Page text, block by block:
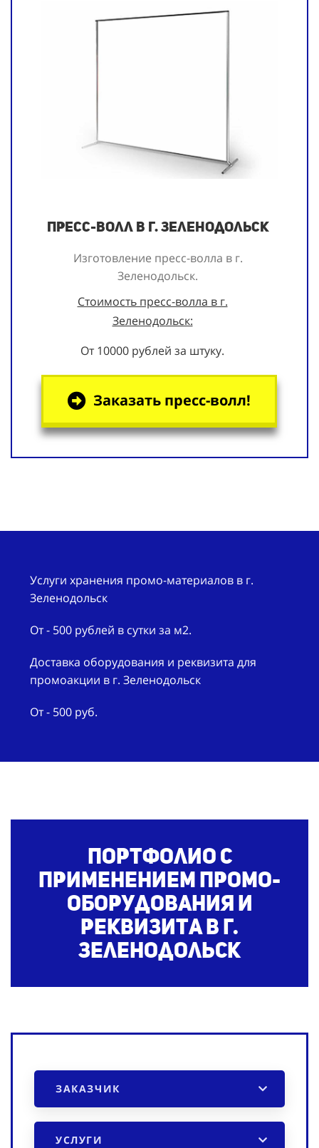
Пресс-волл в г. Зеленодольск
Изготовление пресс-волла в г.
Зеленодольск.
Стоимость пресс-волла в г.
Зеленодольск:
От 10000 рублей за штуку.
Заказать пресс-волл!
Услуги хранения промо-материалов в г.
Зеленодольск
От - 500 рублей в сутки за м2.
Доставка оборудования и реквизита для
промоакции в г. Зеленодольск
От - 500 руб.
Портфолио с
применением промо-
оборудования и
реквизитав г.
Зеленодольск
ЗАКАЗЧИК
УСЛУГИ